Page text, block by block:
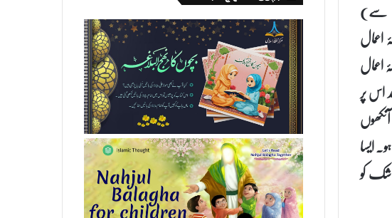
سے)
اس پر
ایسا
کو